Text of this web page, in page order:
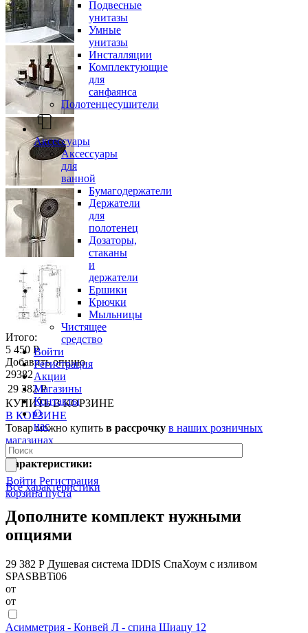
Подвесные
унитазы
Умные
унитазы
Инсталляции
Комплектующие
для
санфаянса
Полотенцесушители
Аксессуары
Аксессуары
для
ванной
Бумагодержатели
Держатели
для
полотенец
Дозаторы,
стаканы
и
держатели
Ершики
Крючки
Мыльницы
Чистящее
средство
Войти
Регистрация
Акции
Магазины
Контакты
О
нас
Войти Регистрация
корзина пуста
Итого:
5 450 Р
Добавить опцию
29382
29 382 Р
КУПИТЬ В КОРЗИНЕ
В КОРЗИНЕ
Товар можно купить в рассрочку в наших розничных
магазинах
Характеристики:
Все характеристики
Дополните комплект нужными
опциями
29 382 Р Душевая система IDDIS СпаХоум с изливом
SPASBBTi06
от
от
Асимметрия - Конвей Л - спина Шиацу 12